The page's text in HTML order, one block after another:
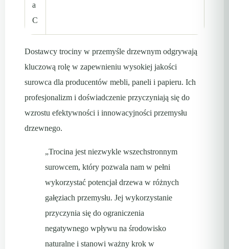
a
C
Dostawcy trociny w przemyśle drzewnym odgrywają
kluczową rolę w zapewnieniu wysokiej jakości
surowca dla producentów mebli, paneli i papieru. Ich
profesjonalizm i doświadczenie przyczyniają się do
wzrostu efektywności i innowacyjności przemysłu
drzewnego.
„Trocina jest niezwykle wszechstronnym
surowcem, który pozwala nam w pełni
wykorzystać potencjał drzewa w różnych
gałęziach przemysłu. Jej wykorzystanie
przyczynia się do ograniczenia
negatywnego wpływu na środowisko
naturalne i stanowi ważny krok w